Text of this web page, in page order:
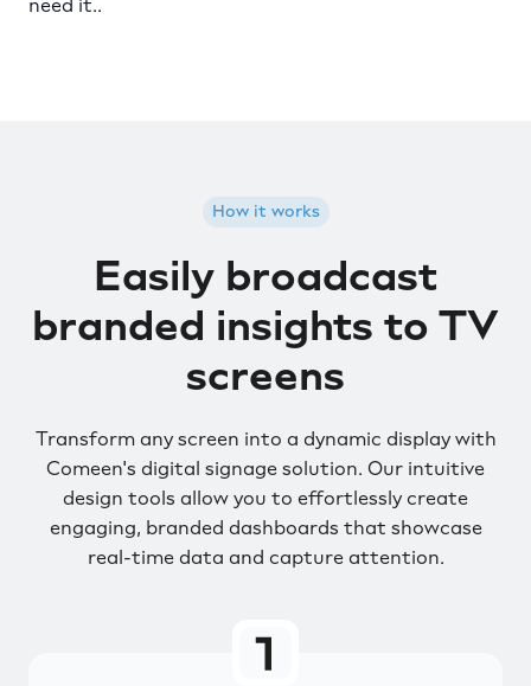
need it..
How it works
Easily broadcast
branded insights to TV
screens
Transform any screen into a dynamic display with
Comeen's digital signage solution. Our intuitive
design tools allow you to effortlessly create
engaging, branded dashboards that showcase
real-time data and capture attention.